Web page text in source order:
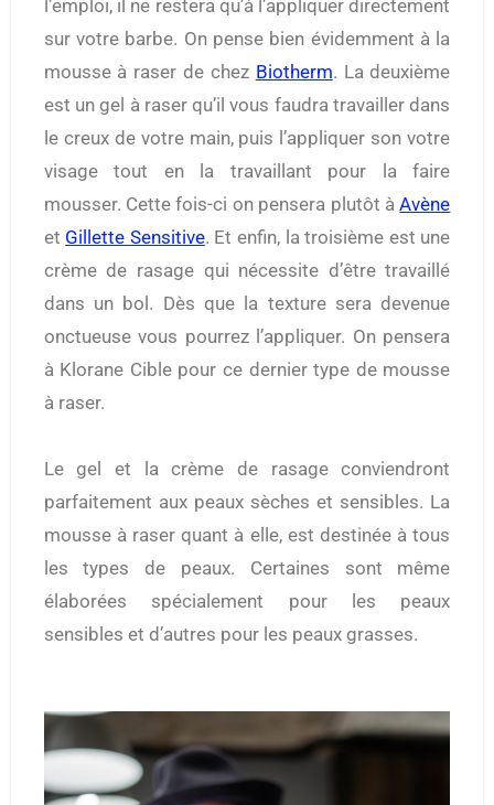
l’emploi, il ne restera qu’à l’appliquer directement
sur votre barbe. On pense bien évidemment à la
mousse à raser de chez Biotherm. La deuxième
est un gel à raser qu’il vous faudra travailler dans
le creux de votre main, puis l’appliquer son votre
visage tout en la travaillant pour la faire
mousser. Cette fois-ci on pensera plutôt àAvène
et Gillette Sensitive. Et enfin, la troisième est une
crème de rasage qui nécessite d’être travaillé
dans un bol. Dès que la texture sera devenue
onctueuse vous pourrez l’appliquer. On pensera
à Klorane Cible pour ce dernier type de mousse
à raser.
Le gel et la crème de rasage conviendront
parfaitement aux peaux sèches et sensibles. La
mousse à raser quant à elle, est destinée à tous
les types de peaux. Certaines sont même
élaborées spécialement pour les peaux
sensibles et d’autres pour les peaux grasses.